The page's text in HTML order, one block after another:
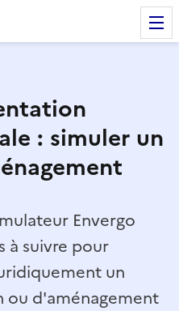
: simuler un
Envergo
à suivre pour
un
d'aménagement